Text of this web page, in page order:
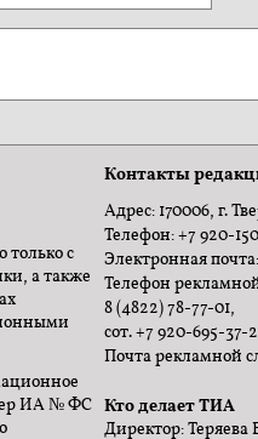
только с
а также
ИА № ФС
Контакты
Адрес: 170006, г.
Телефон: +7 920-
Электронная
Телефон
8 (4822) 78-77-01,
сот. +7 920-695-37-
Почта рекламной
Кто делает ТИА
Директор: Теряева